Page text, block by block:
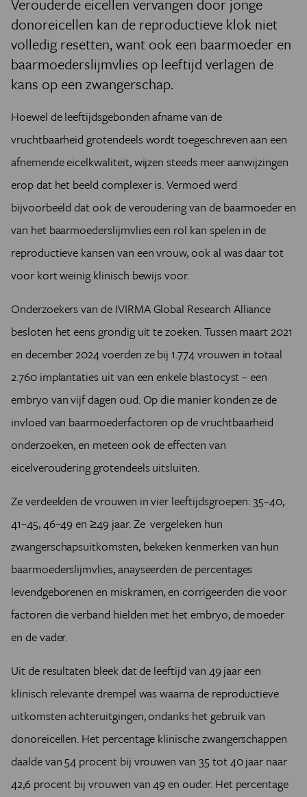
Verouderde eicellen vervangen door jonge
donoreicellen kan de reproductieve klok niet
volledig resetten, want ook een baarmoeder en
baarmoederslijmvlies op leeftijd verlagen de
kans op een zwangerschap.
Hoewel de leeftijdsgebonden afname van de
vruchtbaarheid grotendeels wordt toegeschreven aan een
afnemende eicelkwaliteit, wijzen steeds meer aanwijzingen
erop dat het beeld complexer is. Vermoed werd
bijvoorbeeld dat ook de veroudering van de baarmoeder en
van het baarmoederslijmvlies een rol kan spelen in de
reproductieve kansen van een vrouw, ook al was daar tot
voor kort weinig klinisch bewijs voor.
Onderzoekers van de IVIRMA Global Research Alliance
besloten het eens grondig uit te zoeken. Tussen maart 2021
en december 2024 voerden ze bij 1.774 vrouwen in totaal
2.760 implantaties uit van een enkele blastocyst – een
embryo van vijf dagen oud. Op die manier konden ze de
invloed van baarmoederfactoren op de vruchtbaarheid
onderzoeken, en meteen ook de effecten van
eicelveroudering grotendeels uitsluiten.
Ze verdeelden de vrouwen in vier leeftijdsgroepen: 35–40,
41–45, 46–49 en ≥49 jaar. Ze vergeleken hun
zwangerschapsuitkomsten, bekeken kenmerken van hun
baarmoederslijmvlies, anayseerden de percentages
levendgeborenen en miskramen, en corrigeerden die voor
factoren die verband hielden met het embryo, de moeder
en de vader.
Uit de resultaten bleek dat de leeftijd van 49 jaar een
klinisch relevante drempel was waarna de reproductieve
uitkomsten achteruitgingen, ondanks het gebruik van
donoreicellen. Het percentage klinische zwangerschappen
daalde van 54 procent bij vrouwen van 35 tot 40 jaar naar
42,6 procent bij vrouwen van 49 en ouder. Het percentage